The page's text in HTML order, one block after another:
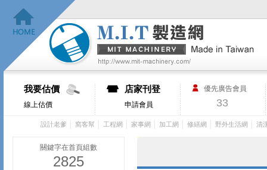
我要估價
線上估價
店家刊登
申請會員
優先廣告會員
33
設計老爹 窩客幫 工程網 家事網 加工網 修繕網 野外生活網 清
關鍵字在首頁組數
2825